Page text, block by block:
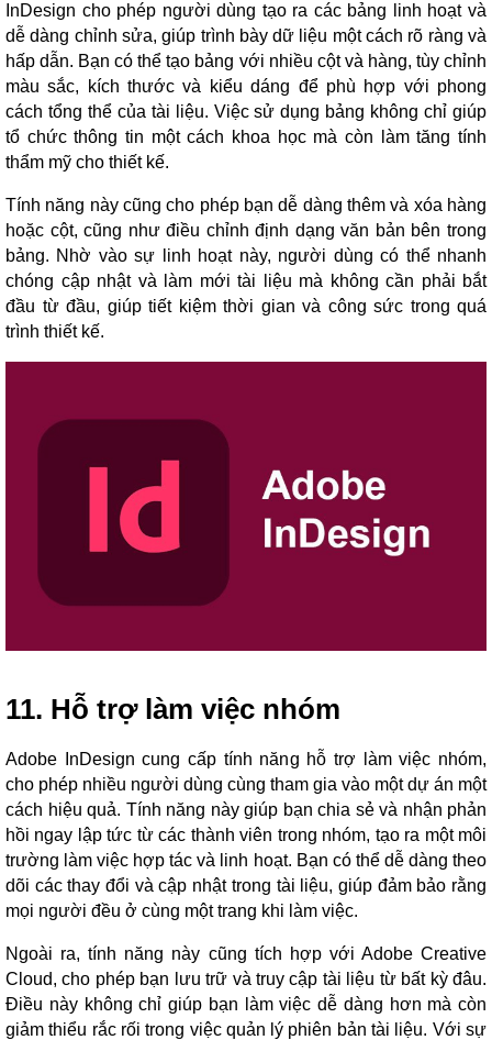
InDesign cho phép người dùng tạo ra các bảng linh hoạt và
dễ dàng chỉnh sửa, giúp trình bày dữ liệu một cách rõ ràng và
hấp dẫn. Bạn có thể tạo bảng với nhiều cột và hàng, tùy chỉnh
màu sắc, kích thước và kiểu dáng để phù hợp với phong
cách tổng thể của tài liệu. Việc sử dụng bảng không chỉ giúp
tổ chức thông tin một cách khoa học mà còn làm tăng tính
thẩm mỹ cho thiết kế.
Tính năng này cũng cho phép bạn dễ dàng thêm và xóa hàng
hoặc cột, cũng như điều chỉnh định dạng văn bản bên trong
bảng. Nhờ vào sự linh hoạt này, người dùng có thể nhanh
chóng cập nhật và làm mới tài liệu mà không cần phải bắt
đầu từ đầu, giúp tiết kiệm thời gian và công sức trong quá
trình thiết kế.
11. Hỗ trợ làm việc nhóm
Adobe InDesign cung cấp tính năng hỗ trợ làm việc nhóm,
cho phép nhiều người dùng cùng tham gia vào một dự án một
cách hiệu quả. Tính năng này giúp bạn chia sẻ và nhận phản
hồi ngay lập tức từ các thành viên trong nhóm, tạo ra một môi
trường làm việc hợp tác và linh hoạt. Bạn có thể dễ dàng theo
dõi các thay đổi và cập nhật trong tài liệu, giúp đảm bảo rằng
mọi người đều ở cùng một trang khi làm việc.
Ngoài ra, tính năng này cũng tích hợp với Adobe Creative
Cloud, cho phép bạn lưu trữ và truy cập tài liệu từ bất kỳ đâu.
Điều này không chỉ giúp bạn làm việc dễ dàng hơn mà còn
giảm thiểu rắc rối trong việc quản lý phiên bản tài liệu. Với sự